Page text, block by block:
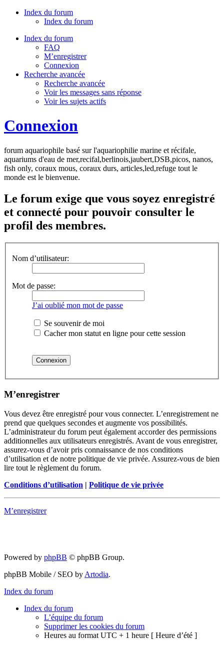
Index du forum
Index du forum
Index du forum
FAQ
M’enregistrer
Connexion
Recherche avancée
Recherche avancée
Voir les messages sans réponse
Voir les sujets actifs
Connexion
forum aquariophile basé sur l'aquariophilie marine et récifale,
aquariums d'eau de mer,recifal,berlinois,jaubert,DSB,picos, nanos,
fish only, coraux mous, coraux durs, articles,led,refuge tout le
monde est le bienvenue.
Le forum exige que vous soyez enregistré
et connecté pour pouvoir consulter le
profil des membres.
Nom d’utilisateur:
Mot de passe:
J’ai oublié mon mot de passe
Se souvenir de moi
Cacher mon statut en ligne pour cette session
M’enregistrer
Vous devez être enregistré pour vous connecter. L’enregistrement ne
prend que quelques secondes et augmente vos possibilités.
L’administrateur du forum peut également accorder des permissions
additionnelles aux utilisateurs enregistrés. Avant de vous enregistrer,
assurez-vous d’avoir pris connaissance de nos conditions
d’utilisation et de notre politique de vie privée. Assurez-vous de bien
lire tout le règlement du forum.
Conditions d’utilisation | Politique de vie privée
M’enregistrer
Powered by phpBB © phpBB Group.
phpBB Mobile / SEO by Artodia.
Index du forum
Index du forum
L’équipe du forum
Supprimer les cookies du forum
Heures au format UTC + 1 heure [ Heure d’été ]